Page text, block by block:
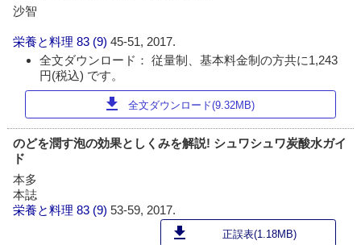
沙智
栄養と料理 83 (9)45-51, 2017.
全文ダウンロード： 従量制、基本料金制の方共に1,243
円(税込) です。
download 全文ダウンロード(9.32MB)
のどを潤す泡の効果としくみを解説! シュワシュワ炭酸水ガイ
ド
本多
本誌
栄養と料理 83 (9)53-59, 2017.
download 正誤表(1.18MB)